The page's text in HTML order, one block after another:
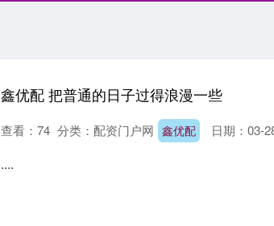
鑫优配 把普通的日子过得浪漫一些
鑫优配 日期：03-
查看： 74 分类： 配资门户网
....